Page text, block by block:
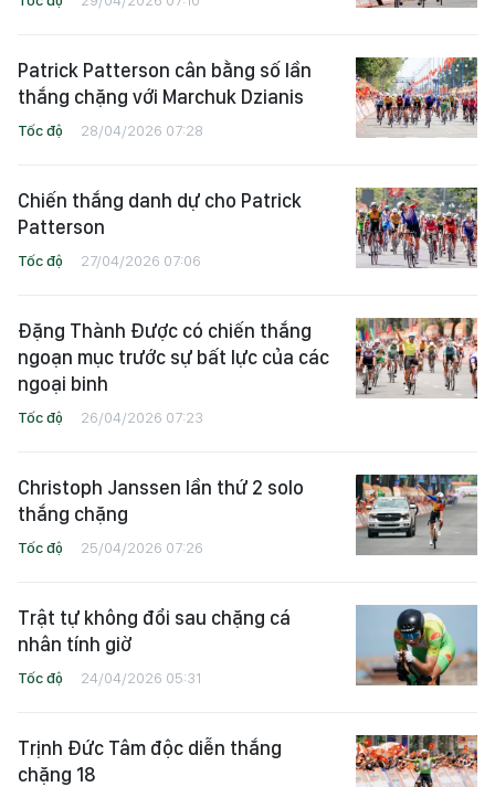
Patrick Patterson cân bằng số lần
thắng chặng với Marchuk Dzianis
Tốc độ 28/04/2026 07:28
Chiến thắng danh dự cho Patrick
Patterson
Tốc độ 27/04/2026 07:06
Đặng Thành Được có chiến thắng
ngoạn mục trước sự bất lực của các
ngoại binh
Tốc độ 26/04/2026 07:23
Christoph Janssen lần thứ 2 solo
thắng chặng
Tốc độ 25/04/2026 07:26
Trật tự không đổi sau chặng cá
nhân tính giờ
Tốc độ 24/04/2026 05:31
Trịnh Đức Tâm độc diễn thắng
chặng 18